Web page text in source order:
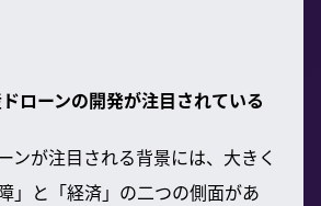
ローンの開発が注目されている
ンが注目される背景には、大きく
」と「経済」の二つの側面があ